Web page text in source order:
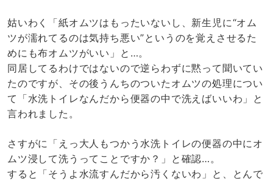
姑いわく「紙オムツはもったいないし、新生児に“オム
ツが濡れてるのは気持ち悪い”というのを覚えさせるた
めにも布オムツがいい」と…。
同居してるわけではないので逆らわずに黙って聞いてい
たのですが、その後うんちのついたオムツの処理につい
て「水洗トイレなんだから便器の中で洗えばいいわ」と
言われました。
さすがに「えっ大人もつかう水洗トイレの便器の中にオ
ムツ浸して洗うってことですか？」と確認…。
すると「そうよ水流すんだから汚くないわ」と、とんで